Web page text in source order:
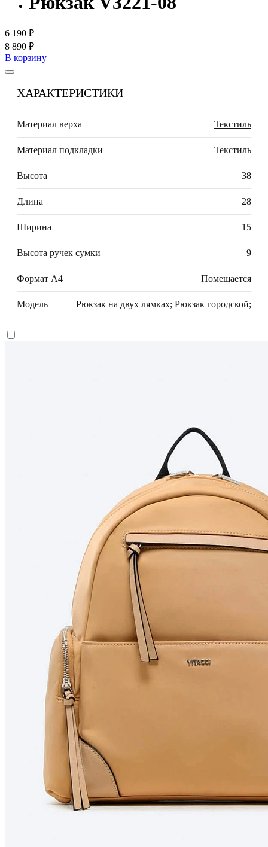
6 190 ₽
8 890 ₽
В корзину
ХАРАКТЕРИСТИКИ
Материал верха Текстиль
Материал подкладки Текстиль
Высота 38
Длина 28
Ширина 15
Высота ручек сумки 9
Формат А4 Помещается
Модель Рюкзак на двух лямках; Рюкзак городской;